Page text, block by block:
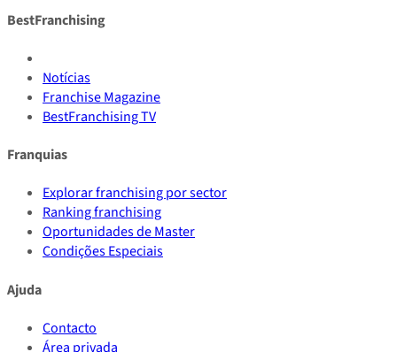
BestFranchising
Notícias
Franchise Magazine
BestFranchising TV
Franquias
Explorar franchising por sector
Ranking franchising
Oportunidades de Master
Condições Especiais
Ajuda
Contacto
Área privada